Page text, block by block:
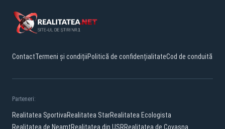
ContactTermeni și condițiiPolitică de confidențialitateCod de conduită
Parteneri:
Realitatea SportivaRealitatea StarRealitatea Ecologista
Realitatea de NeamtRealitatea din USRRealitatea de Covasna